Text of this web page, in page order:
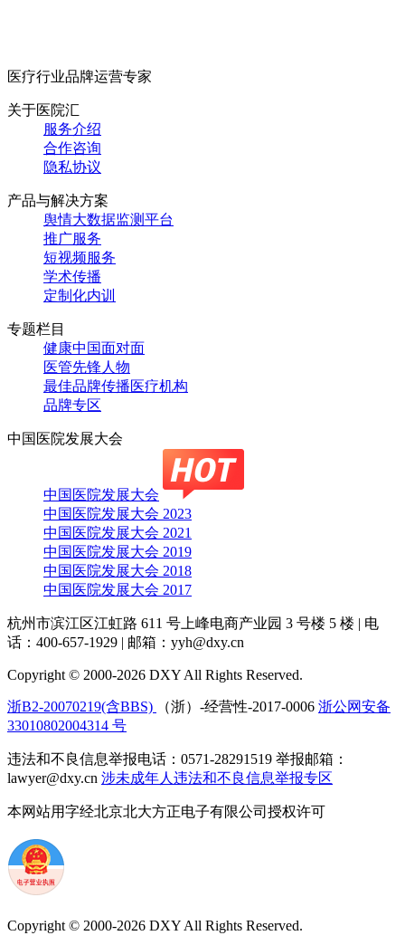
医疗行业品牌运营专家
关于医院汇
服务介绍
合作咨询
隐私协议
产品与解决方案
舆情大数据监测平台
推广服务
短视频服务
学术传播
定制化内训
专题栏目
健康中国面对面
医管先锋人物
最佳品牌传播医疗机构
品牌专区
中国医院发展大会
中国医院发展大会
中国医院发展大会 2023
中国医院发展大会 2021
中国医院发展大会 2019
中国医院发展大会 2018
中国医院发展大会 2017
杭州市滨江区江虹路 611 号上峰电商产业园 3 号楼 5 楼
电
话：400-657-1929
邮箱：yyh@dxy.cn
Copyright © 2000-2026 DXY All Rights Reserved.
浙B2-20070219(含BBS) （浙）-经营性-2017-0006 浙公网安备
33010802004314 号
违法和不良信息举报电话：0571-28291519 举报邮箱：
lawyer@dxy.cn 涉未成年人违法和不良信息举报专区
本网站用字经北京北大方正电子有限公司授权许可
Copyright © 2000-2026 DXY All Rights Reserved.